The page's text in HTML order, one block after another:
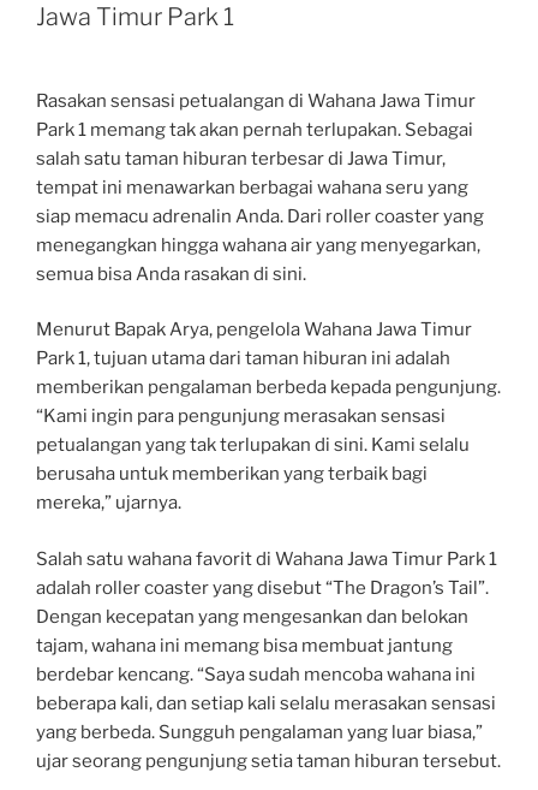
Jawa Timur Park 1
Rasakan sensasi petualangan di Wahana Jawa Timur
Park 1 memang tak akan pernah terlupakan. Sebagai
salah satu taman hiburan terbesar di Jawa Timur,
tempat ini menawarkan berbagai wahana seru yang
siap memacu adrenalin Anda. Dari roller coaster yang
menegangkan hingga wahana air yang menyegarkan,
semua bisa Anda rasakan di sini.
Menurut Bapak Arya, pengelola Wahana Jawa Timur
Park 1, tujuan utama dari taman hiburan ini adalah
memberikan pengalaman berbeda kepada pengunjung.
“Kami ingin para pengunjung merasakan sensasi
petualangan yang tak terlupakan di sini. Kami selalu
berusaha untuk memberikan yang terbaik bagi
mereka,” ujarnya.
Salah satu wahana favorit di Wahana Jawa Timur Park 1
adalah roller coaster yang disebut “The Dragon’s Tail”.
Dengan kecepatan yang mengesankan dan belokan
tajam, wahana ini memang bisa membuat jantung
berdebar kencang. “Saya sudah mencoba wahana ini
beberapa kali, dan setiap kali selalu merasakan sensasi
yang berbeda. Sungguh pengalaman yang luar biasa,”
ujar seorang pengunjung setia taman hiburan tersebut.